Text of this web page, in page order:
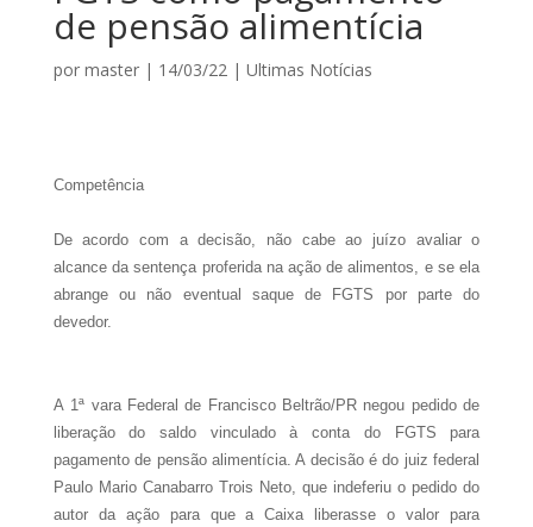
de pensão alimentícia
por master| 14/03/22| Ultimas Notícias
Competência
De acordo com a decisão, não cabe ao juízo avaliar o
alcance da sentença proferida na ação de alimentos, e se ela
abrange ou não eventual saque de FGTS por parte do
devedor.
A 1ª vara Federal de Francisco Beltrão/PR negou pedido de
liberação do saldo vinculado à conta do FGTS para
pagamento de pensão alimentícia. A decisão é do juiz federal
Paulo Mario Canabarro Trois Neto, que indeferiu o pedido do
autor da ação para que a Caixa liberasse o valor para